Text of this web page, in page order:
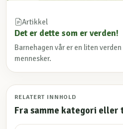
Artikkel
Det er dette som er verden!
Barnehagen vår er en liten
mennesker.
RELATERT INNHOLD
Fra samme kategori eller